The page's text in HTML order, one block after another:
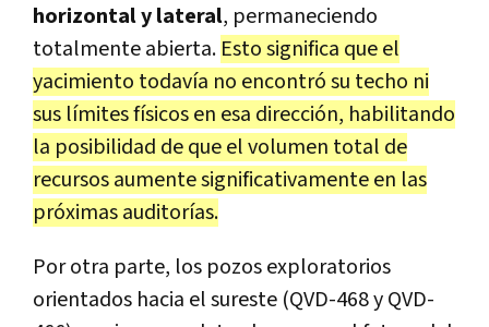
horizontal y lateral, permaneciendo
totalmente abierta. Esto significa que el
yacimiento todavía no encontró su techo ni
sus límites físicos en esa dirección, habilitando
la posibilidad de que el volumen total de
recursos aumente significativamente en las
próximas auditorías.
Por otra parte, los pozos exploratorios
orientados hacia el sureste (QVD-468 y QVD-